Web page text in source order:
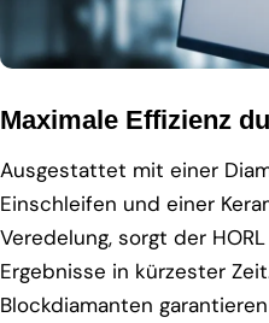
Maximale Effizienz
Ausgestattet mit einer
Einschleifen und einer
Veredelung, sorgt der
Ergebnisse in kürzester
Blockdiamanten